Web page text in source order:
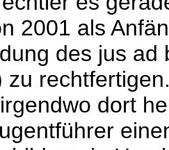
2001 als
des jus ad
zu
dort